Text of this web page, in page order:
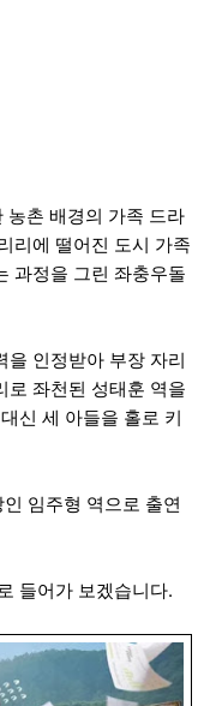
농촌 배경의 가족 드라
리에 떨어진 도시 가족
과정을 그린 좌충우돌
을 인정받아 부장 자리
로 좌천된 성태훈 역을
신 세 아들을 홀로 키
임주형 역으로 출연
들어가 보겠습니다.